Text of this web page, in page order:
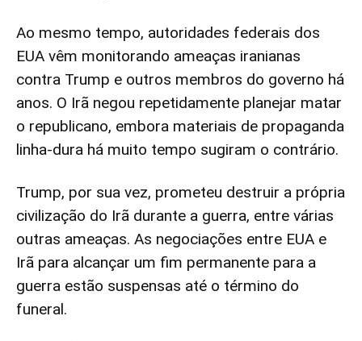
Ao mesmo tempo, autoridades federais dos
EUA vêm monitorando ameaças iranianas
contra Trump e outros membros do governo há
anos. O Irã negou repetidamente planejar matar
o republicano, embora materiais de propaganda
linha-dura há muito tempo sugiram o contrário.
Trump, por sua vez, prometeu destruir a própria
civilização do Irã durante a guerra, entre várias
outras ameaças. As negociações entre EUA e
Irã para alcançar um fim permanente para a
guerra estão suspensas até o término do
funeral.